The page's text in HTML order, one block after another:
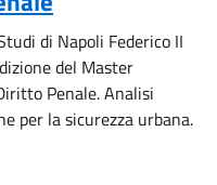
di Napoli Federico II
del Master
Penale. Analisi
per la sicurezza urbana.